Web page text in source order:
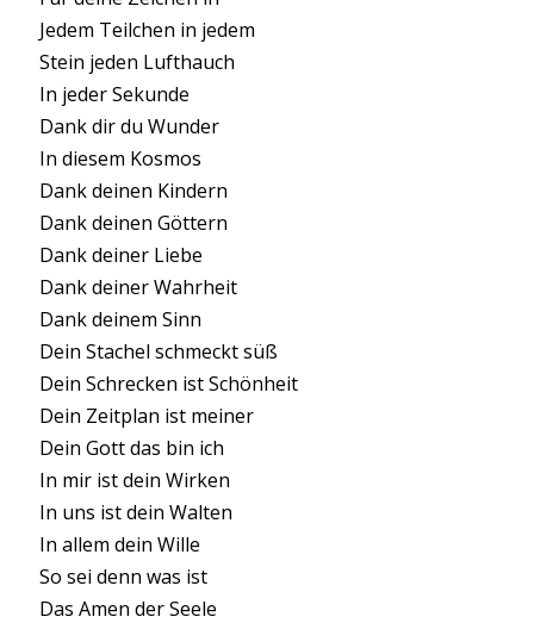
Jedem Teilchen in jedem
Stein jeden Lufthauch
In jeder Sekunde
Dank dir du Wunder
In diesem Kosmos
Dank deinen Kindern
Dank deinen Göttern
Dank deiner Liebe
Dank deiner Wahrheit
Dank deinem Sinn
Dein Stachel schmeckt süß
Dein Schrecken ist Schönheit
Dein Zeitplan ist meiner
Dein Gott das bin ich
In mir ist dein Wirken
In uns ist dein Walten
In allem dein Wille
So sei denn was ist
Das Amen der Seele